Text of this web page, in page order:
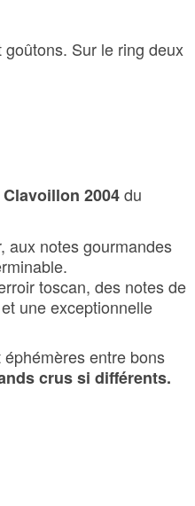
Sur le ring deux
2004du
aux notes gourmandes
toscan, des notes de
une exceptionnelle
éphémères entre bons
crus si différents.